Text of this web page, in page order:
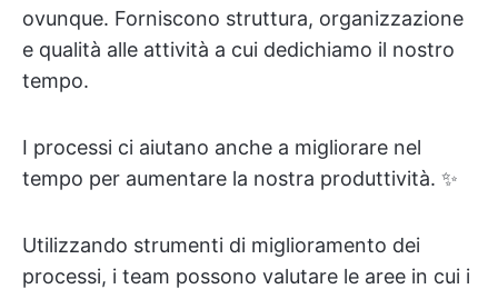
ovunque. Forniscono struttura, organizzazione
e qualità alle attività a cui dedichiamo il nostro
tempo.
I processi ci aiutano anche a migliorare nel
tempo per aumentare la nostra produttività. ✨
Utilizzando strumenti di miglioramento dei
processi, i team possono valutare le aree in cui i